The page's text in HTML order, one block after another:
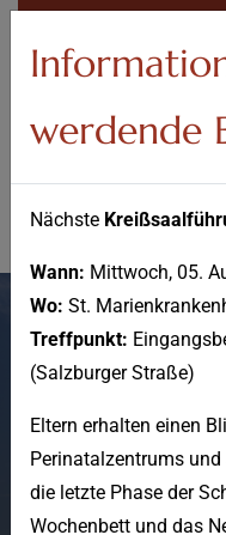
News
werdende
Nächste
Wann: Mittwoch, 05.
Wo: St.
Treffpunkt:
(Salzburger Straße)
Eltern erhalten einen
Perinatalzentrums
die letzte Phase der
Wochenbett und das